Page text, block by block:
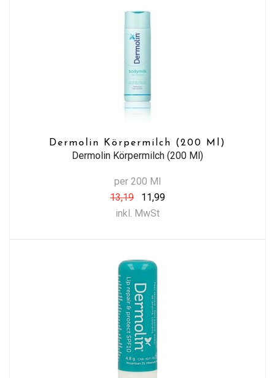
Dermolin Körpermilch (200 Ml)
Dermolin Körpermilch (200 Ml)
per 200 Ml
13,19
11,99
inkl. MwSt